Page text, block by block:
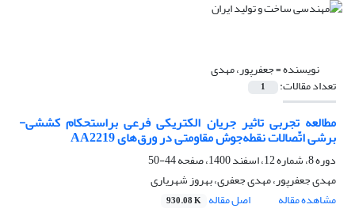
نویسنده =جعفرپور، مهدی
تعداد مقالات: 1
مطالعه تجربی تاثیر جریان الکتریکی فرعی براستحکام کششی-
برشی اتّصالات نقطه‌جوش مقاومتی در ورق‌های AA2219
دوره 8، شماره 12، اسفند 1400، صفحه
44-50
مهدی جعفرپور، مهدی جعفری، بهروز شهریاری
مشاهده مقاله
اصل مقاله 930.08 K